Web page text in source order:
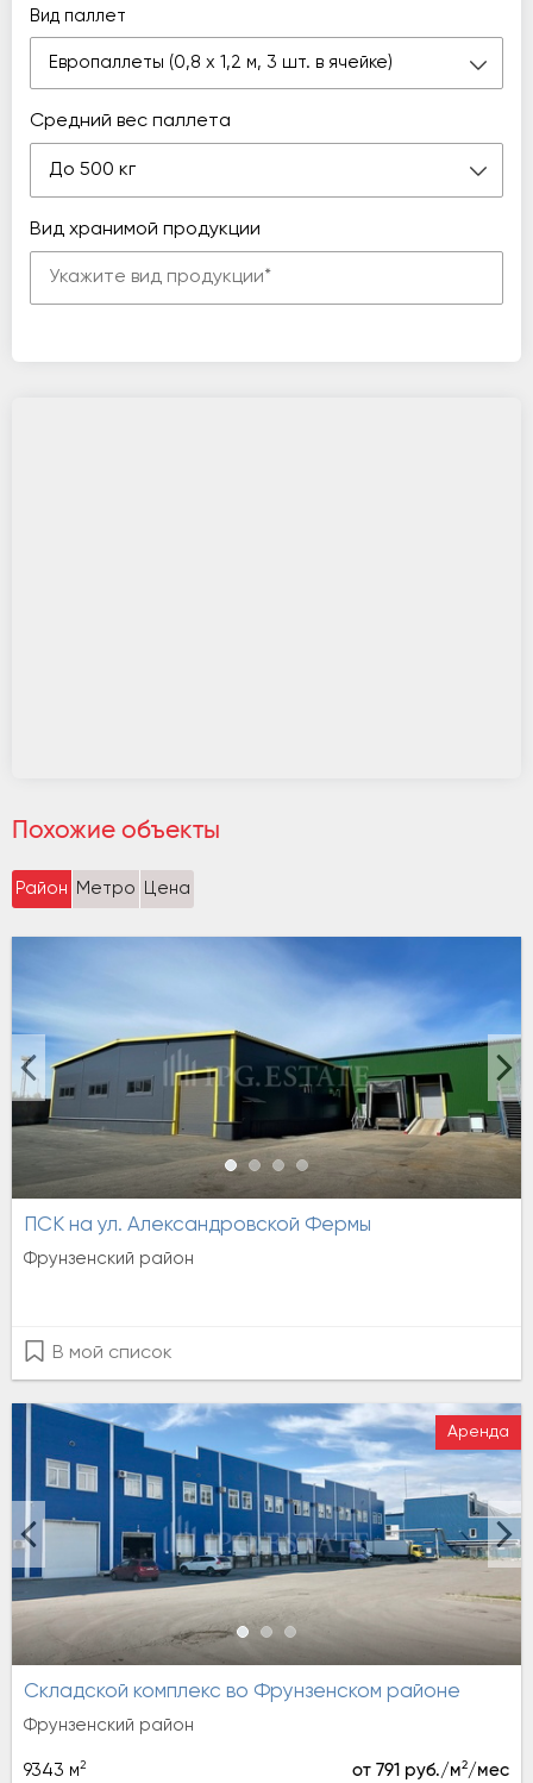
Вид паллет
Европаллеты (0,8 х 1,2 м, 3 шт. в ячейке)
Средний вес паллета
До 500 кг
Вид хранимой продукции
Похожие объекты
Район Метро Цена
ПСК на ул. Александровской Фермы
Фрунзенский район
В мой список
Аренда
Складской комплекс во Фрунзенском районе
Фрунзенский район
9343 м2 от 791 руб./м2/мес